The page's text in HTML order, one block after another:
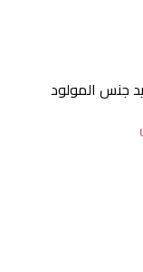
جنس المولود